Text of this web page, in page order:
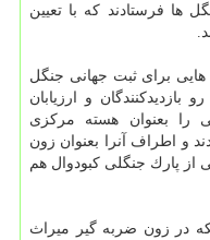
ها فرستادند كه با تعیین
هایی برای ثبت جهانی جنگل
بازدیدكنندگان و ارزیابان
را بعنوان هسته مركزی
و اطراف آنرا بعنوان زون
از پارك جنگلی كبودوال هم
در زون ضربه گیر میراث